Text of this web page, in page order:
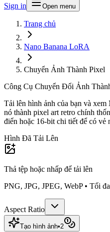
Sign in
Open menu
Trang chủ
Nano Banana LoRA
Chuyển Ảnh Thành Pixel
Công Cụ Chuyển Đổi Ảnh
Tải lên hình ảnh của bạn và
nó thành pixel art retro chính
điển hoặc 16-bit chi tiết để có vẻ
Hình Đã Tải Lên
Thả tệp hoặc nhấp để tải lên
PNG, JPG, JPEG, WebP • Tối
Aspect Ratio
Tạo hình ảnh•2